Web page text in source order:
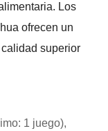
Los
ofrecen un
superior
1 juego),